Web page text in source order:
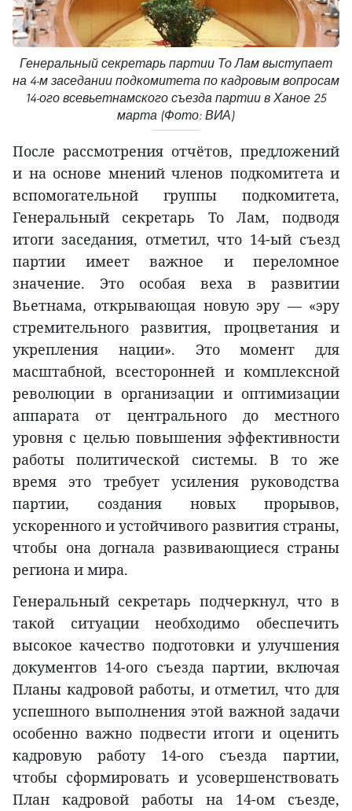
Генеральный секретарь партии То Лам выступает
на 4-м заседании подкомитета по кадровым вопросам
14-ого всевьетнамского съезда партии в Ханое 25
марта (Фото: ВИА)
После рассмотрения отчётов, предложений
и на основе мнений членов подкомитета и
вспомогательной группы подкомитета,
Генеральный секретарь То Лам, подводя
итоги заседания, отметил, что 14-ый съезд
партии имеет важное и переломное
значение. Это особая веха в развитии
Вьетнама, открывающая новую эру — «эру
стремительного развития, процветания и
укрепления нации». Это момент для
масштабной, всесторонней и комплексной
революции в организации и оптимизации
аппарата от центрального до местного
уровня с целью повышения эффективности
работы политической системы. В то же
время это требует усиления руководства
партии, создания новых прорывов,
ускоренного и устойчивого развития страны,
чтобы она догнала развивающиеся страны
региона и мира.
Генеральный секретарь подчеркнул, что в
такой ситуации необходимо обеспечить
высокое качество подготовки и улучшения
документов 14-ого съезда партии, включая
Планы кадровой работы, и отметил, что для
успешного выполнения этой важной задачи
особенно важно подвести итоги и оценить
кадровую работу 14-ого съезда партии,
чтобы сформировать и усовершенствовать
План кадровой работы на 14-ом съезде,